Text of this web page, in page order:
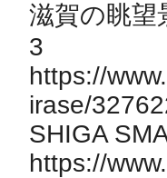
滋賀の眺望
3
https://
irase/
SHIGA
https://